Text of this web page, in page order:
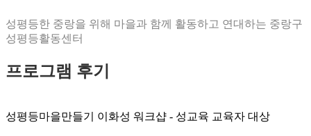
성평등한 중랑을 위해 마을과 함께 활동하고 연대하는 중랑구
성평등활동센터
프로그램 후기
성평등마을만들기 이화성 워크샵 - 성교육 교육자 대상